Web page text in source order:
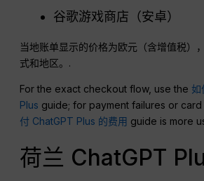
谷歌游戏商店（安卓）
当地账单显示的价格为欧元（含增值税）
式和地区。.
For the exact checkout flow, use the如
Plus guide; for payment failures or
付 ChatGPT Plus 的费用 guide is more
荷兰 ChatGPT